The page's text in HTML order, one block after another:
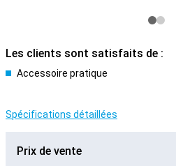
Les clients sont satisfaits de :
Accessoire pratique
Spécifications détaillées
Prix de vente